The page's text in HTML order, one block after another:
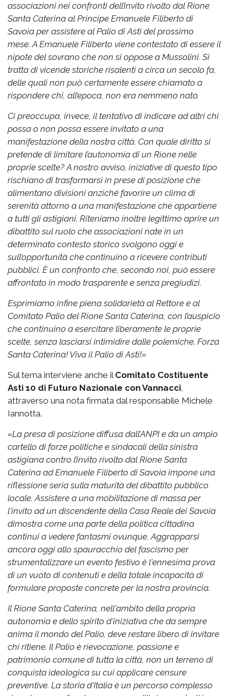
associazioni nei confronti dell’invito rivolto dal Rione
Santa Caterina al Principe Emanuele Filiberto di
Savoia per assistere al Palio di Asti del prossimo
mese.A Emanuele Filiberto viene contestato di essere il
nipote del sovrano che non si oppose a Mussolini. Si
tratta di vicende storiche risalenti a circa un secolo fa,
delle quali non può certamente essere chiamato a
rispondere chi, all’epoca, non era nemmeno nato.
Ci preoccupa, invece, il tentativo di indicare ad altri chi
possa o non possa essere invitato a una
manifestazione della nostra città. Con quale diritto si
pretende di limitare l’autonomia di un Rione nelle
proprie scelte?A nostro avviso, iniziative di questo tipo
rischiano di trasformarsi in prese di posizione che
alimentano divisioni anziché favorire un clima di
serenità attorno a una manifestazione che appartiene
a tutti gli astigiani. Riteniamo inoltre legittimo aprire un
dibattito sul ruolo che associazioni nate in un
determinato contesto storico svolgono oggi e
sull’opportunità che continuino a ricevere contributi
pubblici. È un confronto che, secondo noi, può essere
affrontato in modo trasparente e senza pregiudizi.
Esprimiamo infine piena solidarietà al Rettore e al
Comitato Palio del Rione Santa Caterina, con l’auspicio
che continuino a esercitare liberamente le proprie
scelte, senza lasciarsi intimidire dalle polemiche. Forza
Santa Caterina! Viva il Palio di Asti!»
Sul tema interviene anche il Comitato Costituente
Asti 10 di Futuro Nazionale con Vannacci,
attraverso una nota firmata dal responsabile Michele
Iannotta.
«La presa di posizione diffusa dall’ANPI e da un ampio
cartello di forze politiche e sindacali della sinistra
astigiana contro l’invito rivolto dal Rione Santa
Caterina ad Emanuele Filiberto di Savoia impone una
riflessione seria sulla maturità del dibattito pubblico
locale. Assistere a una mobilitazione di massa per
l'invito ad un discendente della Casa Reale dei Savoia
dimostra come una parte della politica cittadina
continui a vedere fantasmi ovunque. Aggrapparsi
ancora oggi allo spauracchio del fascismo per
strumentalizzare un evento festivo è l'ennesima prova
di un vuoto di contenuti e della totale incapacità di
formulare proposte concrete per la nostra provincia.
Il Rione Santa Caterina, nell'ambito della propria
autonomia e dello spirito d'iniziativa che da sempre
anima il mondo del Palio, deve restare libero di invitare
chi ritiene. Il Palio è rievocazione, passione e
patrimonio comune di tutta la città, non un terreno di
conquista ideologica su cui applicare censure
preventive. La storia d'Italia è un percorso complesso